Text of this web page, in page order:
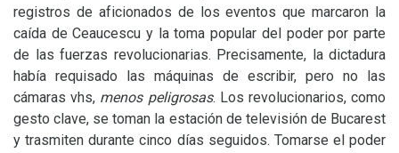
registros de aficionados de los eventos que marcaron la
caída de Ceaucescu y la toma popular del poder por parte
de las fuerzas revolucionarias. Precisamente, la dictadura
había requisado las máquinas de escribir, pero no las
cámaras vhs, menos peligrosas. Los revolucionarios, como
gesto clave, se toman la estación de televisión de Bucarest
y trasmiten durante cinco días seguidos. Tomarse el poder